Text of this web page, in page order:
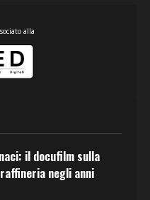
alla
il docufilm sulla
negli anni